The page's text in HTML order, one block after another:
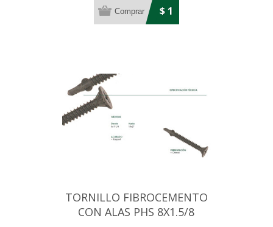
$ 1
TORNILLO FIBROCEMENTO
CON ALAS PHS 8X1.5/8